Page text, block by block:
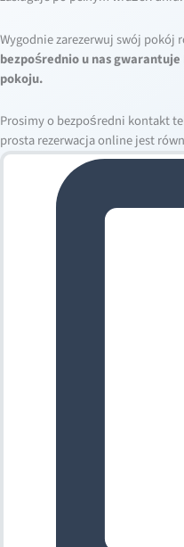
Wygodnie zarezerwuj swój pokój
bezpośrednio u nas
pokoju.
Prosimy o bezpośredni kontakt
prosta rezerwacja online jest